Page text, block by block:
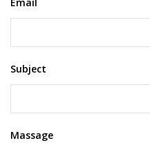
Subject
Massage